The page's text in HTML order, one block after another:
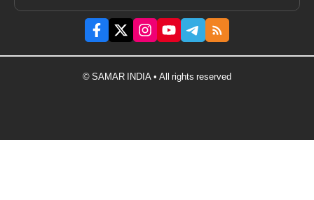
© SAMAR INDIA • All rights reserved